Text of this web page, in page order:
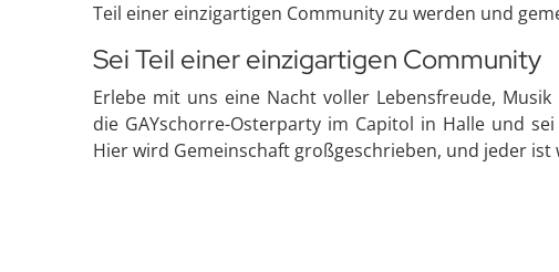
Teil einer einzigartigen Community zu werden und
Sei Teil einer einzigartigen Community
Erlebe mit uns eine Nacht voller Lebensfreude,
die GAYschorre-Osterparty im Capitol in Halle und
Hier wird Gemeinschaft großgeschrieben, und jeder